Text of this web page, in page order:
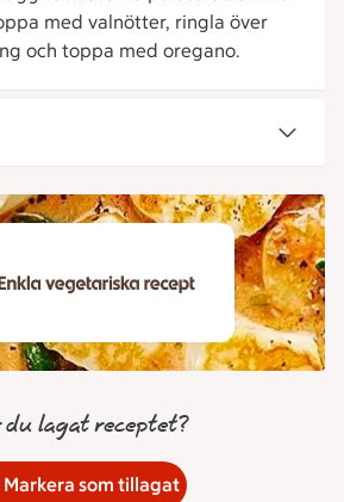
med valnötter, ringla över
och toppa med oregano.
du lagat receptet?
Markera som tillagat